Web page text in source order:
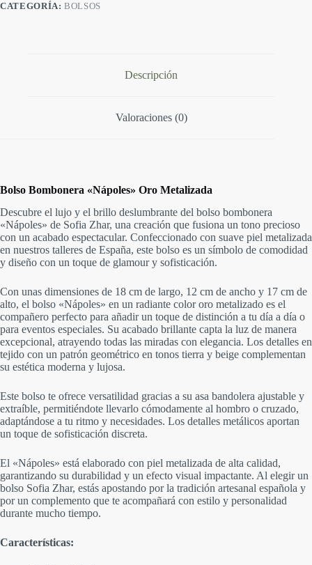
n
CATEGORÍA:BOLSOS
Descripción
Valoraciones (0)
Bolso Bombonera «Nápoles» Oro Metalizada
Descubre el lujo y el brillo deslumbrante del bolso bombonera
«Nápoles» de Sofia Zhar, una creación que fusiona un tono precioso
con un acabado espectacular. Confeccionado con suave piel metalizada
en nuestros talleres de España, este bolso es un símbolo de comodidad
y diseño con un toque de glamour y sofisticación.
Con unas dimensiones de 18 cm de largo, 12 cm de ancho y 17 cm de
alto, el bolso «Nápoles» en un radiante color oro metalizado es el
compañero perfecto para añadir un toque de distinción a tu día a día o
para eventos especiales. Su acabado brillante capta la luz de manera
excepcional, atrayendo todas las miradas con elegancia. Los detalles en
tejido con un patrón geométrico en tonos tierra y beige complementan
su estética moderna y lujosa.
Este bolso te ofrece versatilidad gracias a su asa bandolera ajustable y
extraíble, permitiéndote llevarlo cómodamente al hombro o cruzado,
adaptándose a tu ritmo y necesidades. Los detalles metálicos aportan
un toque de sofisticación discreta.
El «Nápoles» está elaborado con piel metalizada de alta calidad,
garantizando su durabilidad y un efecto visual impactante. Al elegir un
bolso Sofia Zhar, estás apostando por la tradición artesanal española y
por un complemento que te acompañará con estilo y personalidad
durante mucho tiempo.
Características: